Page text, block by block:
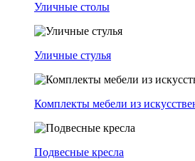
Уличные столы
Уличные стулья
Комплекты мебели из
Подвесные кресла